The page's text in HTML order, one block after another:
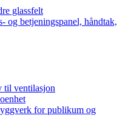
glassfelt
og betjeningspanel, håndtak,
til ventilasjon
for publikum og